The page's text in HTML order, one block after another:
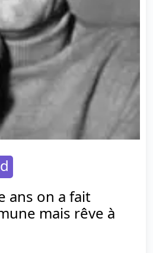
ans on a fait
mais rêve à